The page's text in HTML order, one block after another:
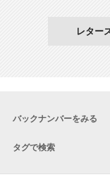
レター
バックナンバーをみる
タグで検索